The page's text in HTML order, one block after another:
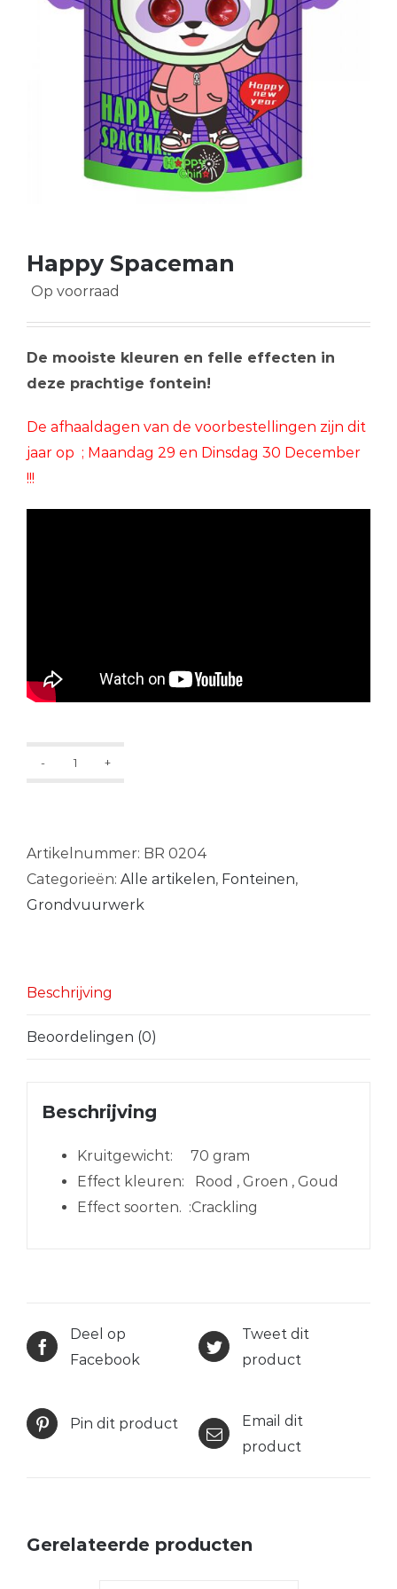
Happy Spaceman
Op voorraad
De mooiste kleuren en felle effecten in
deze prachtige fontein!
De afhaaldagen van de voorbestellingen zijn dit
jaar op ; Maandag 29 en Dinsdag 30 December
!!!
Artikelnummer: BR 0204
Categorieën: Alle artikelen, Fonteinen,
Grondvuurwerk
Beschrijving
Beoordelingen (0)
Beschrijving
Kruitgewicht: 70 gram
Effect kleuren:
Rood , Groen , Goud
Effect soorten. :Crackling
Deel op
Facebook
Tweet dit
product
Pin dit product
Email dit
product
Gerelateerde producten